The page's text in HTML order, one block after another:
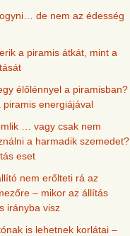
de nem az édesség
a piramis átkát, mint a
élőlénnyel a piramisban?
piramis energiájával
… vagy csak nem
a harmadik szemedet?
eset
nem erőlteti rá az
– mikor az állítás
irányba visz
is lehetnek korlátai –